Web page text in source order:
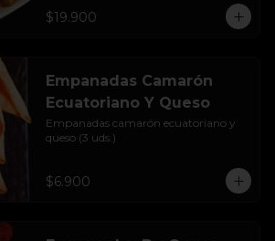
$19.900
Empanadas Camarón
Ecuatoriano Y Queso
Empanadas camarón ecuatoriano y
queso (3 uds.)
$6.900